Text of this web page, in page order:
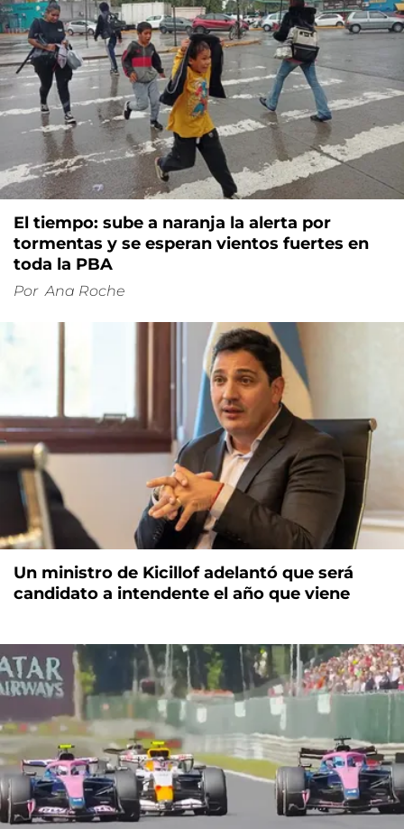
El tiempo: sube a naranja la alerta por
tormentas y se esperan vientos fuertes en
toda la PBA
Por Ana Roche
Un ministro de Kicillof adelantó que será
candidato a intendente el año que viene